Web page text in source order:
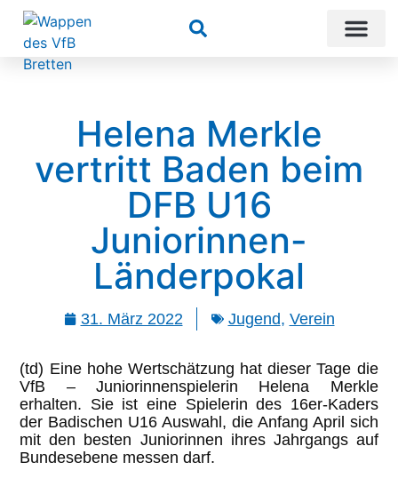
Suchen
Helena Merkle
vertritt Baden beim
DFB U16
Juniorinnen-
Länderpokal
31. März 2022 Jugend, Verein
(td) Eine hohe Wertschätzung hat dieser Tage die
VfB – Juniorinnenspielerin Helena Merkle
erhalten. Sie ist eine Spielerin des 16er-Kaders
der Badischen U16 Auswahl, die Anfang April sich
mit den besten Juniorinnen ihres Jahrgangs auf
Bundesebene messen darf.